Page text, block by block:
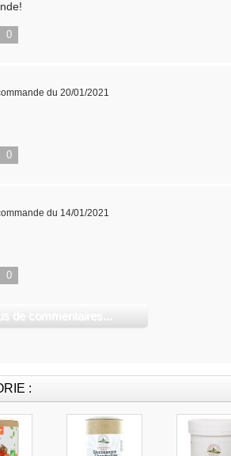
0
du 20/01/2021
0
du 14/01/2021
0
: